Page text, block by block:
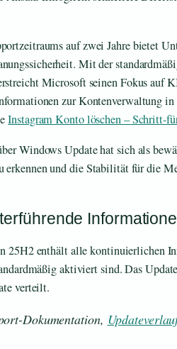
auf zwei Jahre bietet
Mit der
Microsoft seinen Fokus auf
zur Kontenverwaltung
Instagram Konto löschen – Schritt-
Windows Update hat sich als
erkennen und die Stabilität für die
25H2 enthält alle kontinuierlichen
aktiviert sind. Das
verteilt.
Dokumentation,